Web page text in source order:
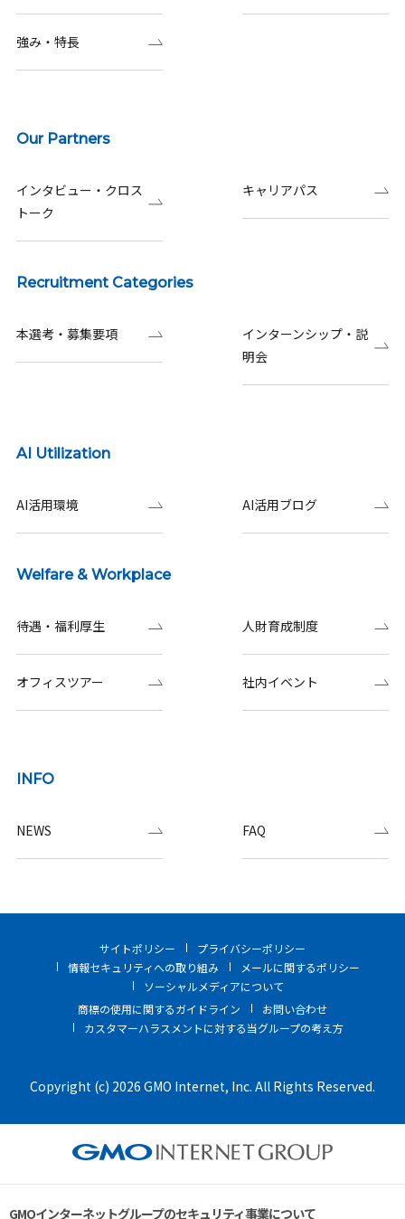
強み・特長
Our Partners
インタビュー・クロス
トーク
キャリアパス
Recruitment Categories
本選考・募集要項
インターンシップ・説
明会
AI Utilization
AI活用環境 AI活用ブログ
Welfare & Workplace
待遇・福利厚生 人財育成制度
オフィスツアー 社内イベント
INFO
NEWS FAQ
サイトポリシー
プライバシーポリシー
情報セキュリティへの取り組み
メールに関するポリシー
ソーシャルメディアについて
商標の使用に関するガイドライン
お問い合わせ
カスタマーハラスメントに対する当グループの考え方
Copyright (c) 2026 GMO Internet, Inc. All Rights Reserved.
GMOインターネットグループのセキュリティ事業について